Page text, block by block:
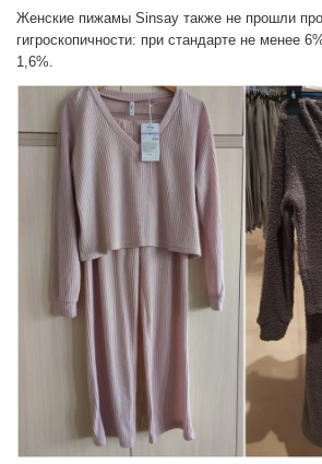
Женские пижамы Sinsay также не прошли
гигроскопичности: при стандарте не менее
1,6%.